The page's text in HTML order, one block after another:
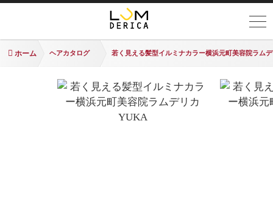
ホーム ヘアカタログ 若く見える髪型イルミナカラー横浜元町美容院ラム